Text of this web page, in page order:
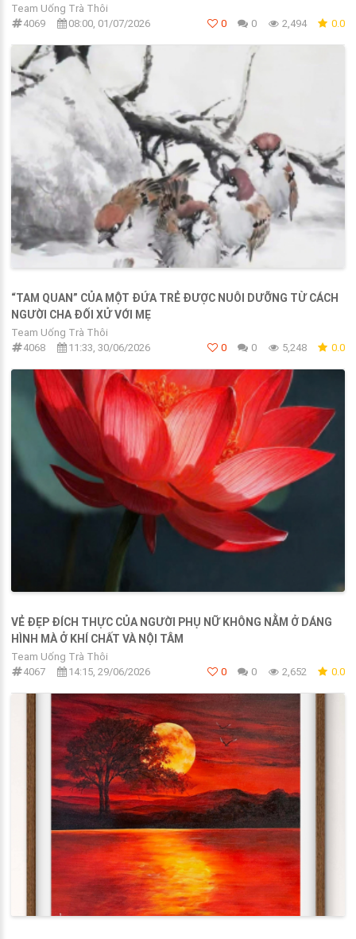
Team Uống Trà Thôi
4069
08:00, 01/07/2026 0 0 2,494 0.0
“TAM QUAN” CỦA MỘT ĐỨA TRẺ ĐƯỢC NUÔI DƯỠNG TỪ CÁCH
NGƯỜI CHA ĐỐI XỬ VỚI MẸ
Team Uống Trà Thôi
4068
11:33, 30/06/2026 0 0 5,248 0.0
VẺ ĐẸP ĐÍCH THỰC CỦA NGƯỜI PHỤ NỮ KHÔNG NẰM Ở DÁNG
HÌNH MÀ Ở KHÍ CHẤT VÀ NỘI TÂM
Team Uống Trà Thôi
4067
14:15, 29/06/2026 0 0 2,652 0.0